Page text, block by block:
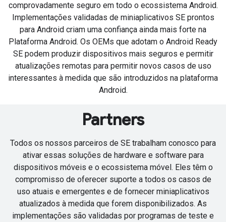
comprovadamente seguro em todo o ecossistema Android.
Implementações validadas de miniaplicativos SE prontos
para Android criam uma confiança ainda mais forte na
Plataforma Android. Os OEMs que adotam o Android Ready
SE podem produzir dispositivos mais seguros e permitir
atualizações remotas para permitir novos casos de uso
interessantes à medida que são introduzidos na plataforma
Android.
Partners
Todos os nossos parceiros de SE trabalham conosco para
ativar essas soluções de hardware e software para
dispositivos móveis e o ecossistema móvel. Eles têm o
compromisso de oferecer suporte a todos os casos de
uso atuais e emergentes e de fornecer miniaplicativos
atualizados à medida que forem disponibilizados. As
implementações são validadas por programas de teste e